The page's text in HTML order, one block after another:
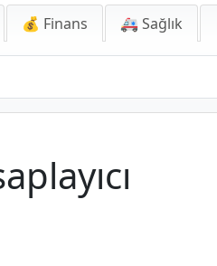
💰 Finans 🚑 Sağlık